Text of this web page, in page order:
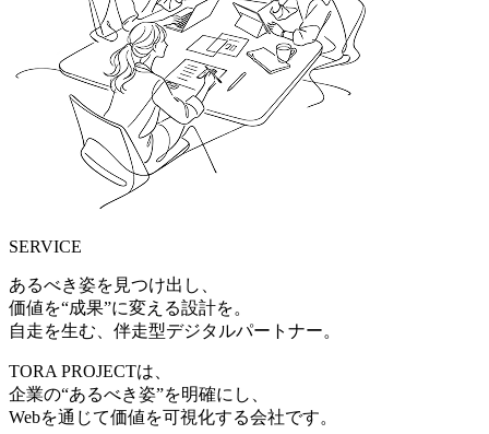
SERVICE
あるべき姿を見つけ出し、
価値を“成果”に変える設計を。
自走を生む、伴走型デジタルパートナー。
TORA PROJECTは、
企業の“あるべき姿”を明確にし、
Webを通じて価値を可視化する会社です。